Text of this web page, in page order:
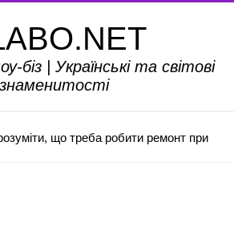
біз | Українські та світові
знаменитості
що треба робити ремонт при